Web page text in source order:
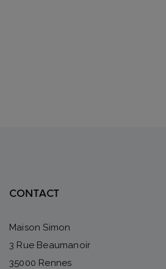
CONTACT
Maison Simon
3 Rue Beaumanoir
35000 Rennes